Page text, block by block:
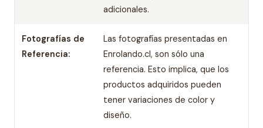
adicionales.
Fotografías de
Referencia:
Las fotografías presentadas en
Enrolando.cl, son sólo una
referencia. Esto implica, que los
productos adquiridos pueden
tener variaciones de color y
diseño.